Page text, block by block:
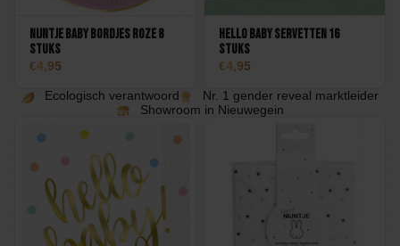
Nijntje Baby Bordjes Roze 8
stuks
4,95
Hello Baby Servetten 16
stuks
4,95
Ecologisch verantwoord
Nr. 1 gender reveal marktleider
Showroom in Nieuwegein